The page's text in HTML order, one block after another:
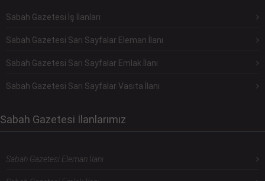
Sabah Gazetesi İş İlanları
Sabah Gazetesi Sarı Sayfalar Eleman İlanı
Sabah Gazetesi Sarı Sayfalar Emlak İlanı
Sabah Gazetesi Sarı Sayfalar Vasıta İlanı
Sabah Gazetesi İlanlarımız
Sabah Gazetesi Eleman İlanı